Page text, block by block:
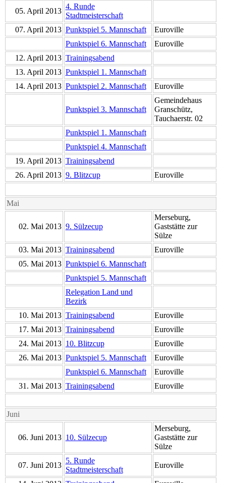
05. April 2013
4. Runde
Stadtmeisterschaft
07. April 2013 Punktspiel 5. Mannschaft
Euroville
Punktspiel 6. Mannschaft
Euroville
12. April 2013 Trainingsabend
13. April 2013 Punktspiel 1. Mannschaft
14. April 2013 Punktspiel 2. Mannschaft Euroville
Punktspiel 3. Mannschaft
Gemeindehaus
Granschütz,
Tauchaerstr. 02
Punktspiel 1. Mannschaft
Punktspiel 4. Mannschaft
19. April 2013 Trainingsabend
26. April 2013 9. Blitzcup Euroville
Mai
02. Mai 2013 9. Sülzecup
Merseburg,
Gaststätte zur
Sülze
03. Mai 2013 Trainingsabend
Euroville
05. Mai 2013 Punktspiel 6. Mannschaft
Punktspiel 5. Mannschaft
Relegation Land und
Bezirk
10. Mai 2013 Trainingsabend
Euroville
17. Mai 2013 Trainingsabend
Euroville
24. Mai 2013 10. Blitzcup
Euroville
26. Mai 2013 Punktspiel 5. Mannschaft
Euroville
Punktspiel 6. Mannschaft
Euroville
31. Mai 2013 Trainingsabend Euroville
Juni
06. Juni 2013 10. Sülzecup
Merseburg,
Gaststätte zur
Sülze
07. Juni 2013
5. Runde
Stadtmeisterschaft
Euroville